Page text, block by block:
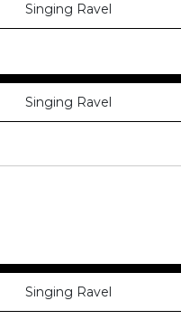
Singing Ravel
Singing Ravel
Singing Ravel